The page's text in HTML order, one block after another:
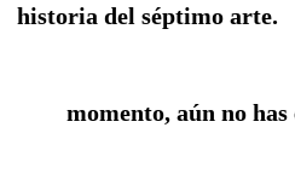
historia del séptimo arte.
"Un
momento, aún no